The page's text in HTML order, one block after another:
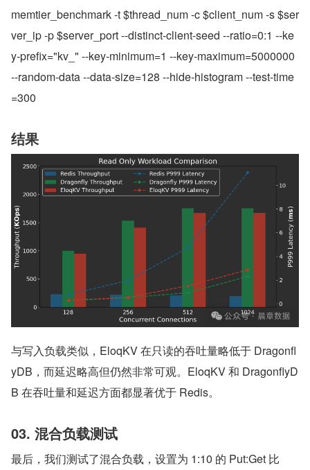
memtier_benchmark -t $thread_num -c $client_num -s $ser
ver_ip -p $server_port --distinct-client-seed --ratio=0:1 --ke
y-prefix="kv_" --key-minimum=1 --key-maximum=5000000
--random-data --data-size=128 --hide-histogram --test-time
=300
结果
与写入负载类似，EloqKV 在只读的吞吐量略低于 Dragonfl
yDB，而延迟略高但仍然非常可观。EloqKV 和 DragonflyD
B 在吞吐量和延迟方面都显著优于 Redis。
03. 混合负载测试
最后，我们测试了混合负载，设置为 1:10 的 Put:Get 比